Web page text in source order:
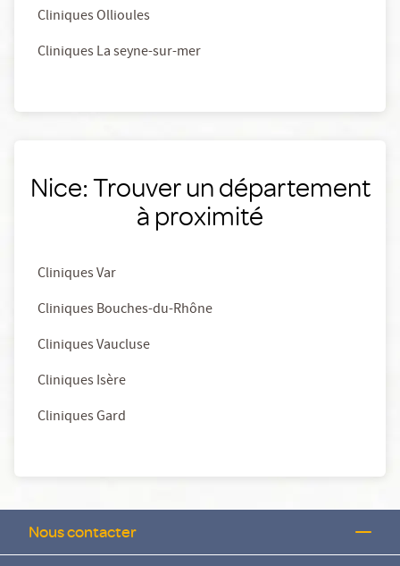
Cliniques Ollioules
Cliniques La seyne-sur-mer
Nice: Trouver un département
à proximité
Cliniques Var
Cliniques Bouches-du-Rhône
Cliniques Vaucluse
Cliniques Isère
Cliniques Gard
Nous contacter